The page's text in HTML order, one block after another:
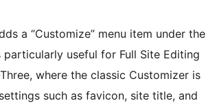
a “Customize” menu item under the
useful for Full Site Editing
where the classic Customizer is
such as favicon, site title, and